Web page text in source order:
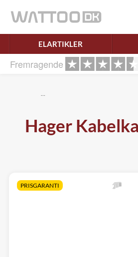
ELARTIKLER
Fremragende
…
Hager
PRISGARANTI
Ret samtykke!